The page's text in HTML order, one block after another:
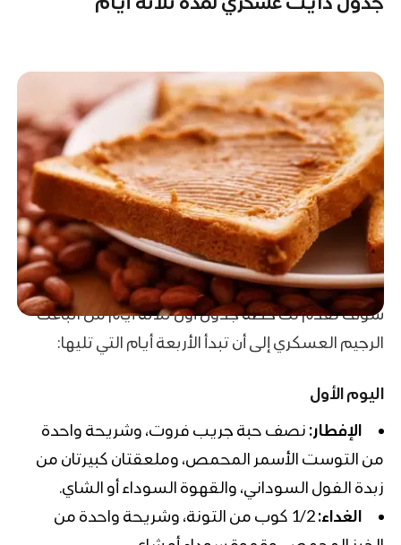
سوف نقدم لك خطة جدول أول ثلاثة أيام من اتباعك
الرجيم العسكري إلى أن تبدأ الأربعة أيام التي تليها:
اليوم الأول
الإفطار: نصف حبة جريب فروت، وشريحة واحدة
من التوست الأسمر المحمص، وملعقتان كبيرتان من
زبدة الفول السوداني، والقهوة السوداء أو الشاي.
الغداء:
1/2 كوب من التونة، وشريحة واحدة من